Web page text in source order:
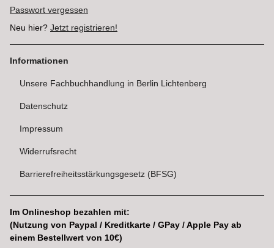
Passwort vergessen
Neu hier? Jetzt registrieren!
Informationen
Unsere Fachbuchhandlung in Berlin Lichtenberg
Datenschutz
Impressum
Widerrufsrecht
Barrierefreiheitsstärkungsgesetz (BFSG)
Im Onlineshop bezahlen mit:
(Nutzung von Paypal / Kreditkarte / GPay / Apple Pay ab
einem Bestellwert von 10€)